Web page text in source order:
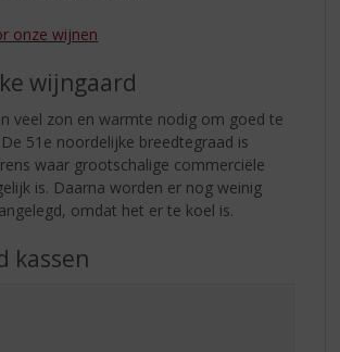
onze wijnen
wijngaard
veel zon en warmte nodig om goed te
51e noordelijke breedtegraad is
waar grootschalige commerciële
is. Daarna worden er nog weinig
omdat het er te koel is.
kassen